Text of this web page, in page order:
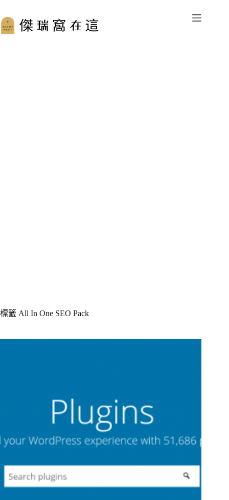
至
主
標籤 All In One SEO Pack